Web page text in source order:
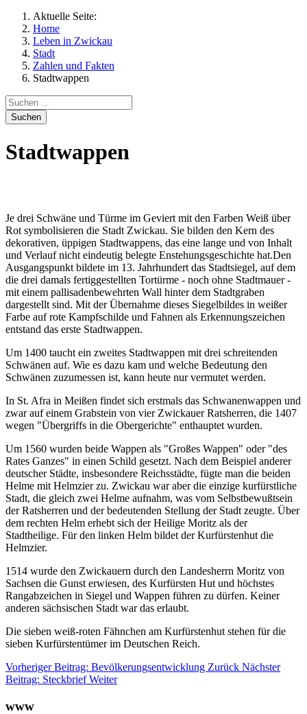
Aktuelle Seite:
Home
Leben in Zwickau
Stadt
Zahlen und Fakten
Stadtwappen
Suchen
Stadtwappen
Je drei Schwäne und Türme im Geviert mit den Farben Weiß über
Rot symbolisieren die Stadt Zwickau. Sie bilden den Kern des
dekorativen, üppigen Stadtwappens, das eine lange und von Inhalt
und Verlauf nicht eindeutig belegte Enstehungsgeschichte hat.Den
Ausgangspunkt bildete im 13. Jahrhundert das Stadtsiegel, auf dem
die drei damals fertiggestellten Tortürme - noch ohne Stadtmauer -
mit einem pallisadenbewehrten Wall hinter dem Stadtgraben
dargestellt sind. Mit der Übernahme dieses Siegelbildes in weißer
Farbe auf rote Kampfschilde und Fahnen als Erkennungszeichen
entstand das erste Stadtwappen.
Um 1400 taucht ein zweites Stadtwappen mit drei schreitenden
Schwänen auf. Wie es dazu kam und welche Bedeutung den
Schwänen zuzumessen ist, kann heute nur vermutet werden.
In St. Afra in Meißen findet sich erstmals das Schwanenwappen und
zwar auf einem Grabstein von vier Zwickauer Ratsherren, die 1407
wegen "Übergriffs in die Obergerichte" enthauptet wurden.
Um 1560 wurden beide Wappen als "Großes Wappen" oder "des
Rates Ganzes" in einen Schild gesetzt. Nach dem Beispiel anderer
deutscher Städte, insbesondere Reichsstädte, fügte man die beiden
Helme mit Helmzier zu. Zwickau war aber die einzige kurfürstliche
Stadt, die gleich zwei Helme aufnahm, was vom Selbstbewußtsein
der Ratsherren und der bedeutenden Stellung der Stadt zeugte. Über
dem rechten Helm erhebt sich der Heilige Moritz als der
Stadtheilige. Für den linken Helm bildet der Kurfürstenhut die
Helmzier.
1514 wurde den Zwickauern durch den Landesherrn Moritz von
Sachsen die Gunst erwiesen, des Kurfürsten Hut und höchstes
Rangabzeichen in Siegel und Wappen führen zu dürfen. Keiner
anderen sächsischen Stadt war das erlaubt.
Die sieben weiß-roten Fähnchen am Kurfürstenhut stehen für die
sieben Kurfürstentümer im Deutschen Reich.
Vorheriger Beitrag: Bevölkerungsentwicklung Zurück Nächster
Beitrag: SteckbriefWeiter
www